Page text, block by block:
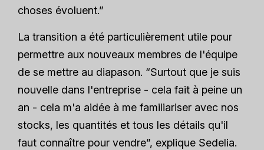
choses évoluent.”
La transition a été particulièrement utile pour
permettre aux nouveaux membres de l'équipe
de se mettre au diapason. “Surtout que je suis
nouvelle dans l'entreprise - cela fait à peine un
an - cela m'a aidée à me familiariser avec nos
stocks, les quantités et tous les détails qu'il
faut connaître pour vendre”, explique Sedelia.